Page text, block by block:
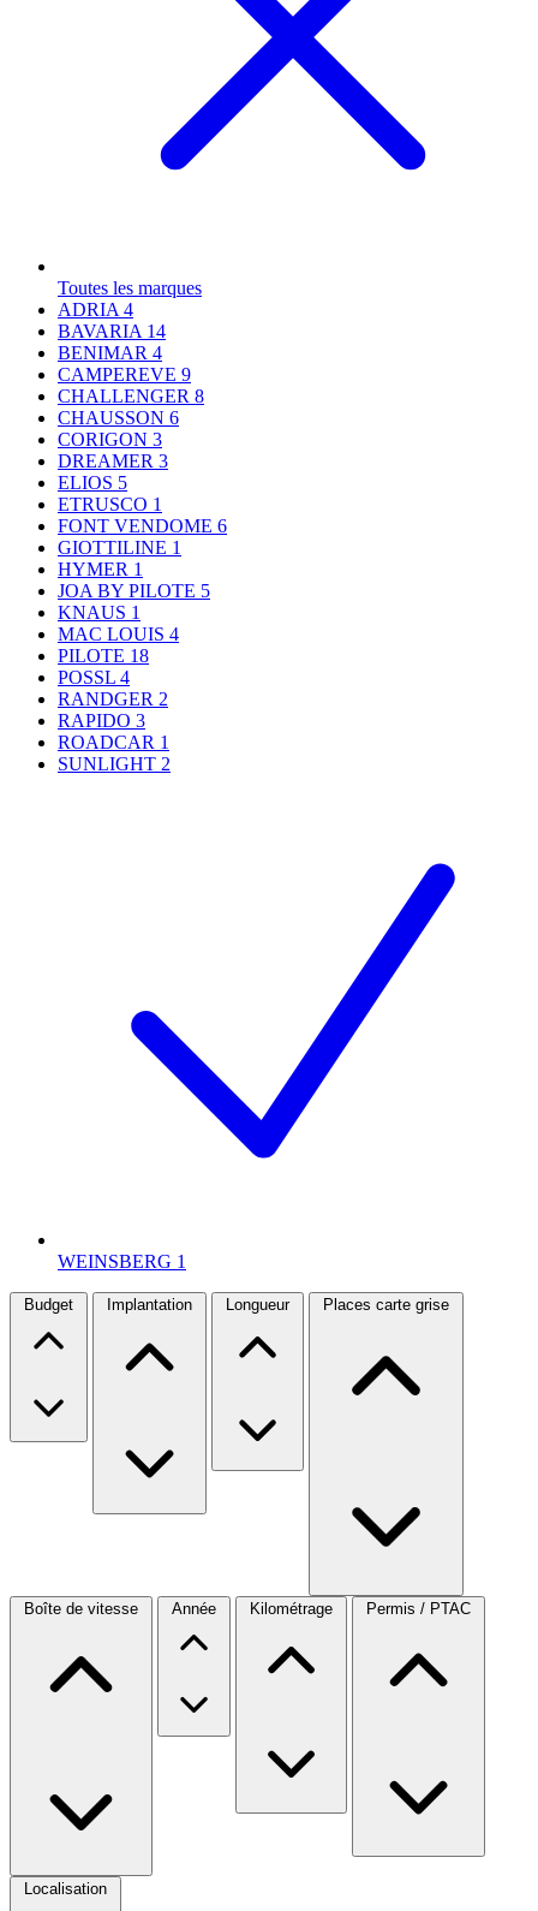
Toutes les marques
ADRIA 4
BAVARIA 14
BENIMAR 4
CAMPEREVE 9
CHALLENGER 8
CHAUSSON 6
CORIGON 3
DREAMER 3
ELIOS 5
ETRUSCO 1
FONT VENDOME 6
GIOTTILINE 1
HYMER 1
JOA BY PILOTE 5
KNAUS 1
MAC LOUIS 4
PILOTE 18
POSSL 4
RANDGER 2
RAPIDO 3
ROADCAR 1
SUNLIGHT 2
WEINSBERG 1
Budget Implantation Longueur Places carte grise
Boîte de vitesse Année Kilométrage Permis / PTAC
Localisation